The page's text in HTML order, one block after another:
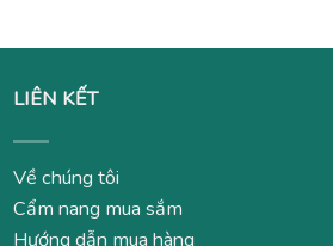
LIÊN KẾT
Về chúng tôi
Cẩm nang mua sắm
Hướng dẫn mua hàng